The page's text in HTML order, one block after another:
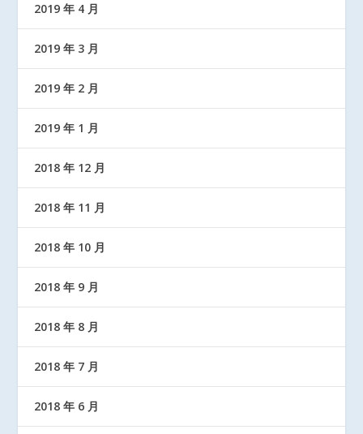
2019 年 4 月
2019 年 3 月
2019 年 2 月
2019 年 1 月
2018 年 12 月
2018 年 11 月
2018 年 10 月
2018 年 9 月
2018 年 8 月
2018 年 7 月
2018 年 6 月